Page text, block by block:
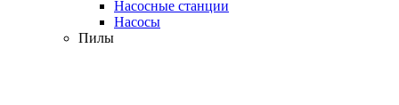
Насосные станции
Насосы
Пилы